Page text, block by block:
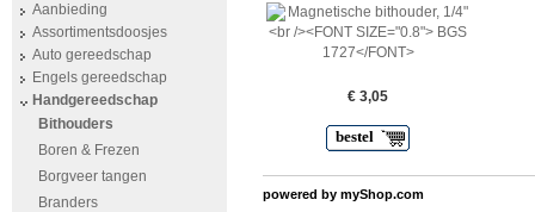
Aanbieding
Assortimentsdoosjes
Auto gereedschap
Engels gereedschap
Handgereedschap
Bithouders
Boren & Frezen
Borgveer tangen
Branders
€ 3,05
bestel
powered by myShop.com